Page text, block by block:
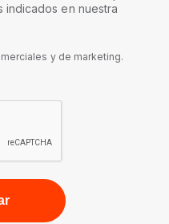
indicados en nuestra
y de marketing.